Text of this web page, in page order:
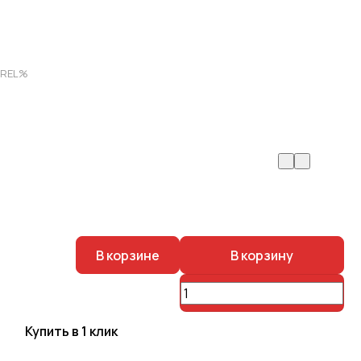
В корзину
В корзине
Купить в 1 клик